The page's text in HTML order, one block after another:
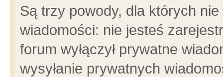
Są trzy powody, dla których
wiadomości: nie jesteś
forum wyłączył prywatne
wysyłanie prywatnych